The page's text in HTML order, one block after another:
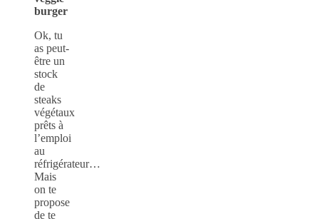
burger
Ok, tu
as peut-
être un
stock
de
steaks
végétaux
prêts à
l’emploi
au
réfrigérateur…
Mais
on te
propose
de te